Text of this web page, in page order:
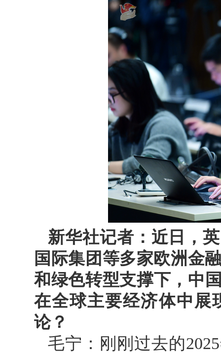
新华社记者：近日，
国际集团等多家欧洲金
和绿色转型支撑下，中
在全球主要经济体中展
论？
毛宁：刚刚过去的